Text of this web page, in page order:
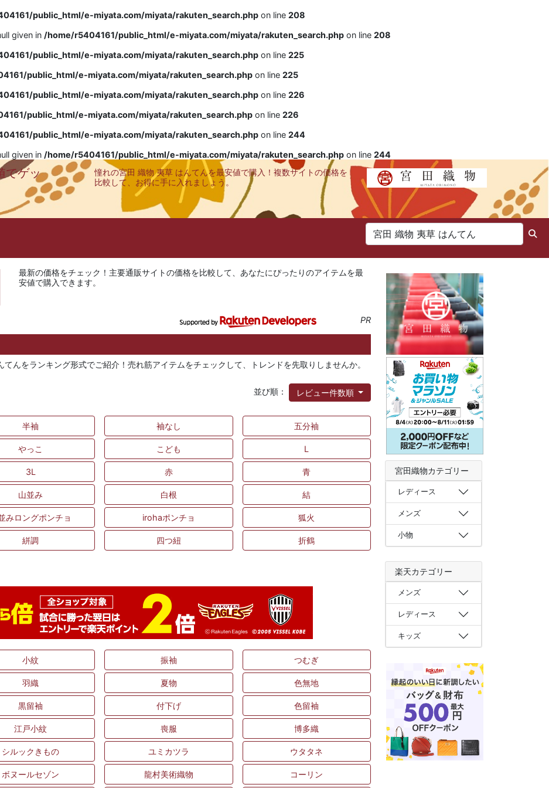
public_html/e-miyata.com/miyata/rakuten_search.php on line 208
given in /home/r5404161/public_html/e-miyata.com/miyata/rakuten_search.php on line 208
public_html/e-miyata.com/miyata/rakuten_search.php on line 225
public_html/e-miyata.com/miyata/rakuten_search.php on line 225
public_html/e-miyata.com/miyata/rakuten_search.php on line 226
public_html/e-miyata.com/miyata/rakuten_search.php on line 226
public_html/e-miyata.com/miyata/rakuten_search.php on line 244
given in /home/r5404161/public_html/e-miyata.com/miyata/rakuten_search.php on line 244
でゲッ
憧れの宮田 織物 夷草 はんてんを最安値で購入！複数サイトの価格を
比較して、お得に手に入れましょう。
最新の価格をチェック！主要通販サイトの価格を比較して、あなたにぴったりのアイテムを最
安値で購入できます。
PR
んをランキング形式でご紹介！売れ筋アイテムをチェックして、トレンドを先取りしませんか。
並び順： レビュー件数順
半袖 袖なし 五分袖
やっこ こども L
3L 赤 青
山並み 白根 結
みロングポンチョ irohaポンチョ 狐火
絣調 四つ紐 折鶴
小紋 振袖 つむぎ
羽織 夏物 色無地
黒留袖 付下げ 色留袖
江戸小紋 喪服 博多織
シルックきもの ユミカツラ ウタタネ
ボヌールセゾン 龍村美術織物 コーリン
宮田織物カテゴリー
レディース
メンズ
小物
楽天カテゴリー
メンズ
レディース
キッズ